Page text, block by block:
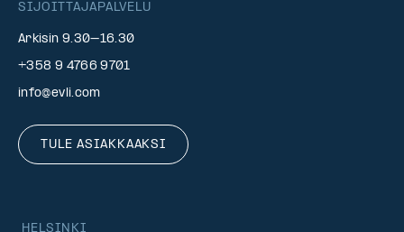
SIJOITTAJAPALVELU
Arkisin 9.30–16.30
+358 9 4766 9701
info@evli.com
TULE ASIAKKAAKSI
HELSINKI